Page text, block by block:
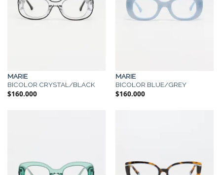
MARIE
BICOLOR CRYSTAL/BLACK
$160.000
MARIE
BICOLOR BLUE/GREY
$160.000